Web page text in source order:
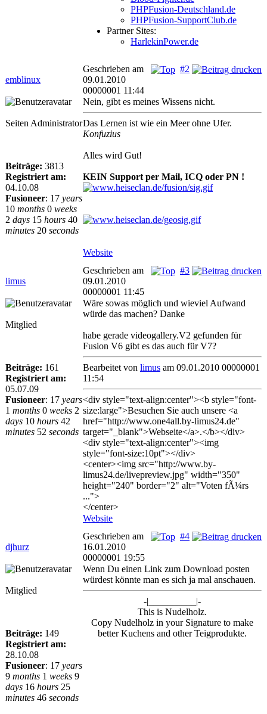
PHPFusion-Deutschland.de
PHPFusion-SupportClub.de
Partner Sites:
HarlekinPower.de
emblinux
#2
Geschrieben am
09.01.2010
00000001 11:44
Seiten Administrator
Beiträge: 3813
Registriert am:
04.10.08
Fusioneer: 17 years
10 months 0 weeks
2 days 15 hours 40
minutes 20 seconds
Nein, gibt es meines Wissens nicht.
Das Lernen ist wie ein Meer ohne Ufer.
Konfuzius
Alles wird Gut!
KEIN Support per Mail, ICQ oder PN !
Website
limus
#3
Geschrieben am
09.01.2010
00000001 11:45
Mitglied
Beiträge: 161
Registriert am:
05.07.09
Fusioneer: 17 years
1 months 0 weeks 2
days 10 hours 42
minutes 52 seconds
Wäre sowas möglich und wieviel Aufwand
würde das machen? Danke
habe gerade videogallery.V2 gefunden für
Fusion V6 gibt es das auch für V7?
Bearbeitet von limus am 09.01.2010 00000001
11:54
<div style="text-align:center"><b style="font-
size:large">Besuchen Sie auch unsere <a
href="http://www.one4all.by-limus24.de"
target="_blank">Webseite</a>.</b></div>
<div style="text-align:center"><img
style="font-size:10pt"></div>
<center><img src="http://www.by-
limus24.de/livepreview.jpg" width="350"
height="240" border="2" alt="Voten fÃ¼rs
...">
</center>
Website
djhurz
#4
Geschrieben am
16.01.2010
00000001 19:55
Mitglied
Beiträge: 149
Registriert am:
28.10.08
Fusioneer: 17 years
9 months 1 weeks 9
days 16 hours 25
minutes 46 seconds
Wenn Du einen Link zum Download posten
würdest könnte man es sich ja mal anschauen.
-|__________|-
This is Nudelholz.
Copy Nudelholz in your Signature to make
better Kuchens and other Teigprodukte.